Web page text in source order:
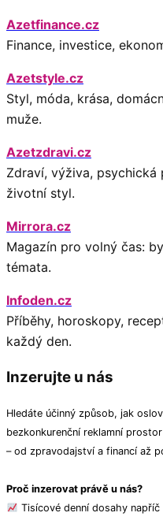
Azetfinance.cz
Finance, investice,
Azetstyle.cz
Styl, móda, krása,
muže.
Azetzdravi.cz
Zdraví, výživa,
životní styl.
Mirrora.cz
Magazín pro volný čas:
témata.
Infoden.cz
Příběhy, horoskopy,
každý den.
Inzerujte u nás
Hledáte účinný způsob, jak
bezkonkurenční reklamní
– od zpravodajství a financí až
Proč inzerovat právě u nás?
Tisícové denní dosahy napříč